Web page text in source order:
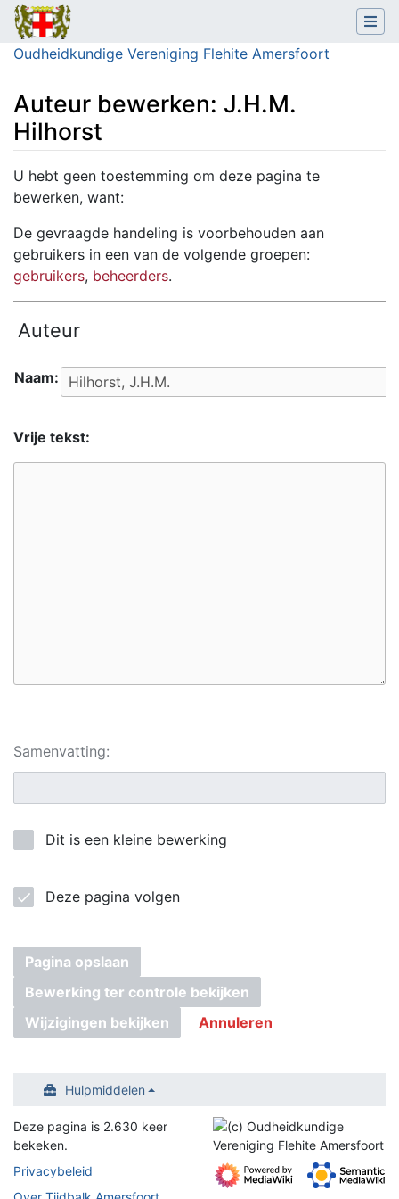
Oudheidkundige Vereniging Flehite Amersfoort
Auteur bewerken: J.H.M.
Hilhorst
Ga naar:navigatie,zoeken
U hebt geen toestemming om deze pagina te
bewerken, want:
De gevraagde handeling is voorbehouden aan
gebruikers in een van de volgende groepen:
gebruikers, beheerders.
Auteur
Naam:
Vrije tekst:
Samenvatting:
Dit is een kleine bewerking
Deze pagina volgen
Pagina opslaan
Bewerking ter controle bekijken
Wijzigingen bekijken
Annuleren
Hulpmiddelen
Deze pagina is 2.630 keer
bekeken.
Privacybeleid